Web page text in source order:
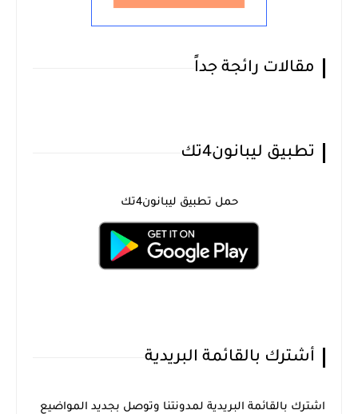
مقالات رائجة جداً
تطبيق ليبانون4تك
حمل تطبيق ليبانون4تك
أشترك بالقائمة البريدية
اشترك بالقائمة البريدية لمدونتنا وتوصل بجديد المواضيع